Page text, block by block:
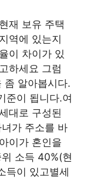
재 보유 주택
역에 있는지
이 차이가 있
하세요 그럼
좀 알아봅시다.
준이 됩니다.여
대로 구성된
가 주소를 바
이가 혼인을
소득 40%(현
득이 있고별세